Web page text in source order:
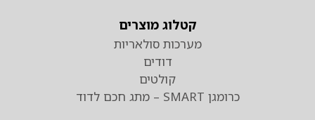
קטלוג מוצרים
מערכות סולאריות
דודים
קולטים
כרומגן SMART – מתג חכם לדוד